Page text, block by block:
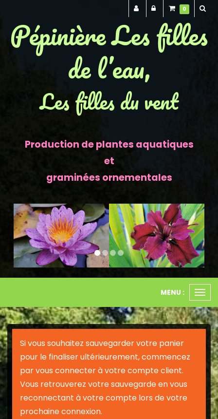
Pépinière Les filles
de l’eau,
Les filles du vent
Production de plantes aquatiques
et
graminées ornementales
Previous Next
le
MENU :
Si vous souhaitez sauvegarder votre panier
pour le finaliser ultérieurement, commencez
par vous connecter à votre compte client.
Vous retrouverez votre sauvegarde en vous
reconnectant à votre compte lors de votre
prochaine connexion.
0